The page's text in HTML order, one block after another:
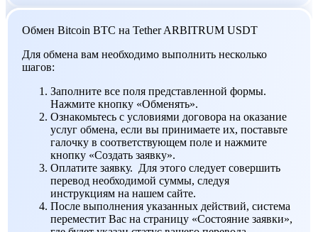
Обмен Bitcoin BTC на Tether ARBITRUM USDT
Для обмена вам необходимо выполнить несколько
шагов:
Заполните все поля представленной формы.
Нажмите кнопку «Обменять».
Ознакомьтесь с условиями договора на оказание
услуг обмена, если вы принимаете их, поставьте
галочку в соответствующем поле и нажмите
кнопку «Создать заявку».
Оплатите заявку. Для этого следует совершить
перевод необходимой суммы, следуя
инструкциям на нашем сайте.
После выполнения указанных действий, система
переместит Вас на страницу «Состояние заявки»,